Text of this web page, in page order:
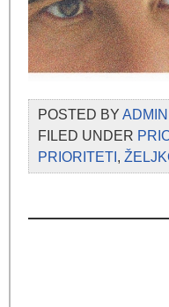
POSTED BY ADMIN
FILED UNDER
PRIORITETI ,